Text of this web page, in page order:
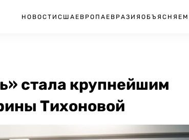
НОВОСТИ США ЕВРОПА ЕВРАЗИЯ ОБЪЯСНЯЕМ
стала крупнейшим
Тихоновой